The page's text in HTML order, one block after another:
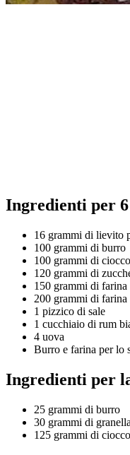
Ingredienti per 6
16 grammi di lievito
100 grammi di burro
100 grammi di
120 grammi di
150 grammi di farina
200 grammi di
1 pizzico di sale
1 cucchiaio di rum
4 uova
Burro e farina per lo
Ingredienti per
25 grammi di burro
30 grammi di
125 grammi di